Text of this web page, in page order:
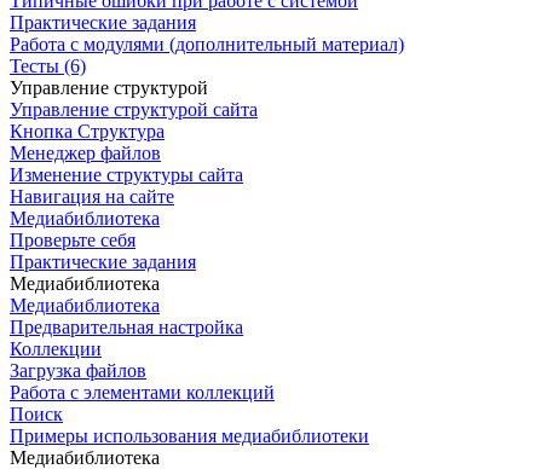
Практические задания
Работа с модулями (дополнительный материал)
Тесты (6)
Управление структурой
Управление структурой сайта
Кнопка Структура
Менеджер файлов
Изменение структуры сайта
Навигация на сайте
Медиабиблиотека
Проверьте себя
Практические задания
Медиабиблиотека
Медиабиблиотека
Предварительная настройка
Коллекции
Загрузка файлов
Работа с элементами коллекций
Поиск
Примеры использования медиабиблиотеки
Медиабиблиотека